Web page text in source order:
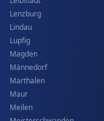
Lenzburg
Lindau
Lupfig
Magden
Männedorf
Marthalen
Maur
Meilen